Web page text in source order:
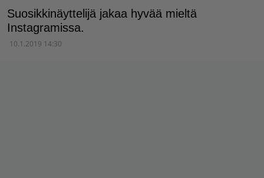
Suosikkinäyttelijä jakaa hyvää mieltä
Instagramissa.
10.1.2019 14:30